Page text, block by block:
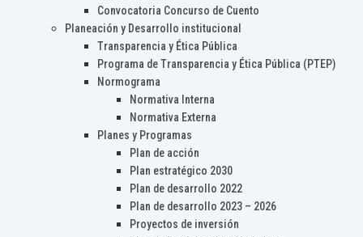
Convocatoria Concurso de Cuento
Planeación y Desarrollo institucional
Transparencia y Ética Pública
Programa de Transparencia y Ética Pública (PTEP)
Normograma
Normativa Interna
Normativa Externa
Planes y Programas
Plan de acción
Plan estratégico 2030
Plan de desarrollo 2022
Plan de desarrollo 2023 – 2026
Proyectos de inversión